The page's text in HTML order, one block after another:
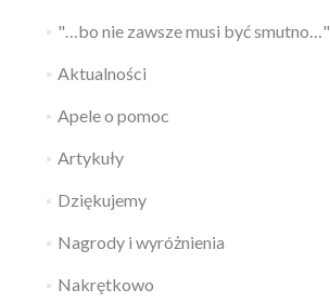
"…bo nie zawsze musi być smutno…"
Aktualności
Apele o pomoc
Artykuły
Dziękujemy
Nagrody i wyróżnienia
Nakrętkowo